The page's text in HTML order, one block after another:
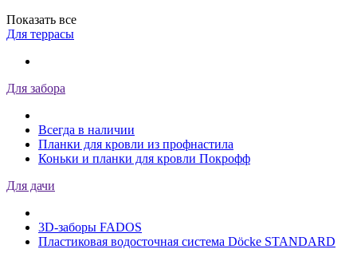
Показать все
Для террасы
Для забора
Всегда в наличии
Планки для кровли из профнастила
Коньки и планки для кровли Покрофф
Для дачи
3D-заборы FADOS
Пластиковая водосточная система Döcke STANDARD